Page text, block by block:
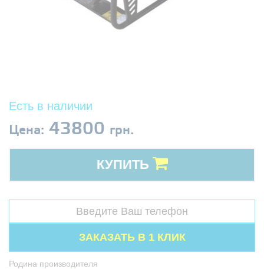
Есть в наличии
Цена: 43800 грн.
КУПИТЬ
Родина производителя